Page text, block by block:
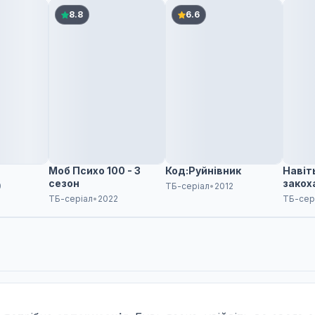
8.8
Моб Психо 100 - 3
сезон
ТБ-серіал• 2022
6.6
Код:Руйнівник
ТБ-серіал• 2012
ТБ-